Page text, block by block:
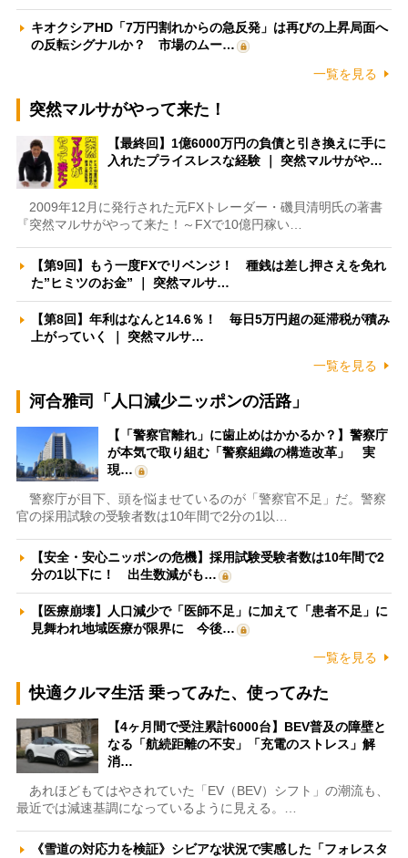
キオクシアHD「7万円割れからの急反発」は再びの上昇局面へ
の反転シグナルか？ 市場のムー…
一覧を見る
突然マルサがやって来た！
【最終回】1億6000万円の負債と引き換えに手に
入れたプライスレスな経験 ｜ 突然マルサがや…
2009年12月に発行された元FXトレーダー・磯貝清明氏の著書
『突然マルサがやって来た！～FXで10億円稼い…
【第9回】もう一度FXでリベンジ！ 種銭は差し押さえを免れ
た”ヒミツのお金” ｜ 突然マルサ…
【第8回】年利はなんと14.6％！ 毎日5万円超の延滞税が積み
上がっていく ｜ 突然マルサ…
一覧を見る
河合雅司「人口減少ニッポンの活路」
【「警察官離れ」に歯止めはかかるか？】警察庁
が本気で取り組む「警察組織の構造改革」 実
現…
警察庁が目下、頭を悩ませているのが「警察官不足」だ。警察
官の採用試験の受験者数は10年間で2分の1以…
【安全・安心ニッポンの危機】採用試験受験者数は10年間で2
分の1以下に！ 出生数減がも…
【医療崩壊】人口減少で「医師不足」に加えて「患者不足」に
見舞われ地域医療が限界に 今後…
一覧を見る
快適クルマ生活 乗ってみた、使ってみた
【4ヶ月間で受注累計6000台】BEV普及の障壁と
なる「航続距離の不安」「充電のストレス」解
消…
あれほどもてはやされていた「EV（BEV）シフト」の潮流も、
最近では減速基調になっているように見える。…
《雪道の対応力を検証》シビアな状況で実感した「フォレスタ